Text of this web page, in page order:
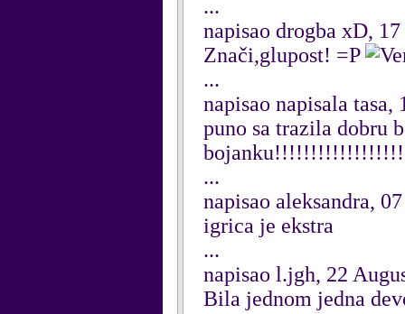
...
napisao drogba xD,
Znači,glupost! =P
...
napisao napisala tasa,
puno sa trazila dobru
...
napisao aleksandra,
igrica je ekstra
...
napisao l.jgh, 22
Bila jednom jedna